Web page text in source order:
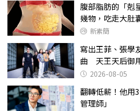
腹部脂肪的「剋
幾物，吃走大肚
新素簡
寫出王菲、張學
曲 天王天后御
2026-08-05
翻轉低薪！他用
管理師」